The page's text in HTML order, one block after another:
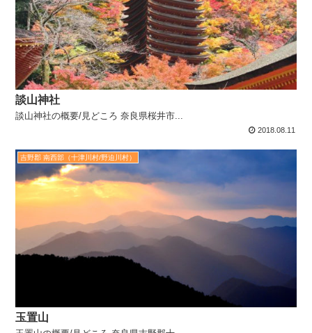
談山神社
談山神社の概要/見どころ 奈良県桜井市...
2018.08.11
吉野郡 南西部（十津川村/野迫川村）
玉置山